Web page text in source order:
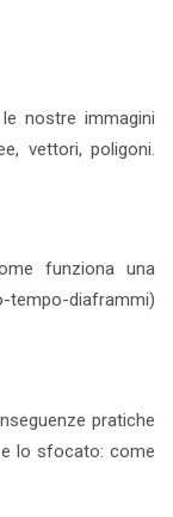
nostre immagini
vettori, poligoni.
funziona una
tempo-diaframmi)
pratiche
lo sfocato: come